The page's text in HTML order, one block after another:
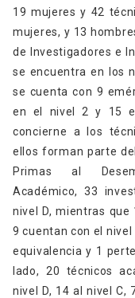
19 mujeres y 42
mujeres, y 13
de Investigadores e
se encuentra en los
se cuenta con 9
en el nivel 2 y 15
concierne a los
ellos forman parte
Primas al
Académico, 33
nivel D, mientras que
9 cuentan con el
equivalencia y 1
lado, 20 técnicos
nivel D, 14 al nivel C,